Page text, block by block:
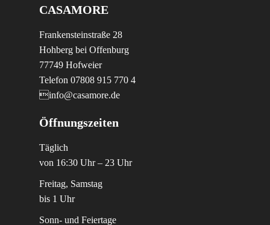
CASAMORE
Frankensteinstraße 28
Hohberg bei Offenburg
77749 Hofweier
Telefon 07808 915 770 4
info@casamore.de
Öffnungszeiten
Täglich
von 16:30 Uhr – 23 Uhr
Freitag, Samstag
bis 1 Uhr
Sonn- und Feiertage